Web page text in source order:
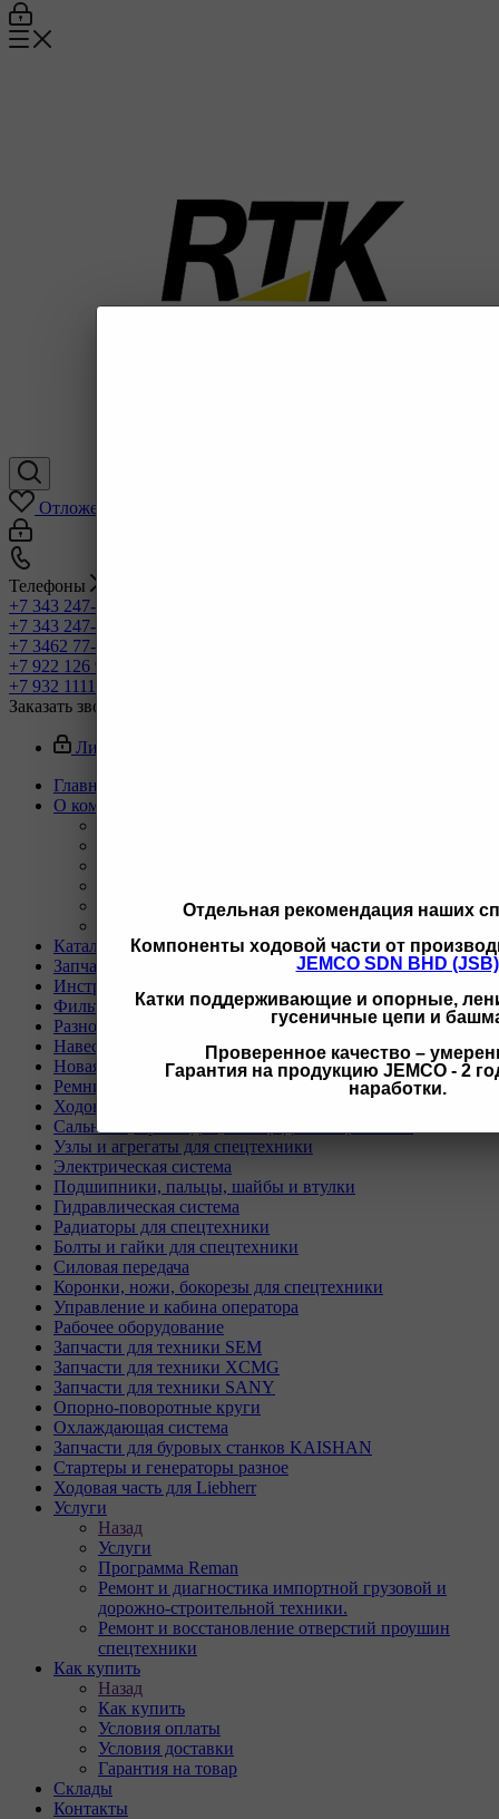
Отдельная рекомендация наших
Компоненты ходовой части от
JEMCO SDN BHD (JSB)
Катки поддерживающие и опорные,
гусеничные цепи и
Проверенное качество –
Гарантия на продукцию JEMCO - 2
наработки.
Отложенные
Телефоны
+7 343 247-83-62
+7 343 247-82-50
+7 3462 77-41-47
+7 922 126 9 000
+7 932 11111 42
Заказать звонок
Личный кабинет
Главная
О компании
Каталог
Запчасти для двигателей и сопутствующих систем
Инструмент и материалы для СТО
Фильтры для спецтехники
Разное
Навесное оборудование для экскаваторов
Новая спецтехника
Ремни для спецтехники
Ходовая часть для спецтехники
Сальники, прокладки, кольца для спецтехники
Узлы и агрегаты для спецтехники
Электрическая система
Подшипники, пальцы, шайбы и втулки
Гидравлическая система
Радиаторы для спецтехники
Болты и гайки для спецтехники
Силовая передача
Коронки, ножи, бокорезы для спецтехники
Управление и кабина оператора
Рабочее оборудование
Запчасти для техники SEM
Запчасти для техники XCMG
Запчасти для техники SANY
Опорно-поворотные круги
Охлаждающая система
Запчасти для буровых станков KAISHAN
Стартеры и генераторы разное
Ходовая часть для Liebherr
Услуги
Назад
Услуги
Программа Reman
Ремонт и диагностика импортной грузовой и
дорожно-строительной техники.
Ремонт и восстановление отверстий проушин
спецтехники
Как купить
Назад
Как купить
Условия оплаты
Условия доставки
Гарантия на товар
Склады
Контакты